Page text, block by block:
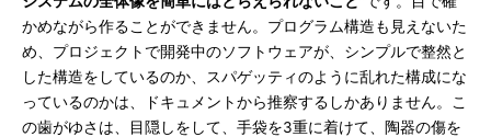
かめながら作ることができません。プログラム構造も見えないた
め、プロジェクトで開発中のソフトウェアが、シンプルで整然と
した構造をしているのか、スパゲッティのように乱れた構成にな
っているのかは、ドキュメントから推察するしかありません。こ
の歯がゆさは、目隠しをして、手袋を3重に着けて、陶器の傷を